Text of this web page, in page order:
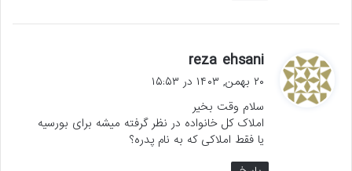
reza ehsani
ت
۲۰ بهمن, ۱۴۰۳ در ۱۵:۵۳
سلام وقت بخیر
املاک کل خانواده در نظر گرفته میشه برای بورسیه
یا فقط املاکی که به نام پدره؟